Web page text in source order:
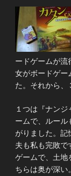
ードゲームが流
女がボードゲー
た。それから、
１つは『ナン
ームで、ルール
がりました。記
夫も私も完敗で
ゲームで、土地
ちらは奥が深い